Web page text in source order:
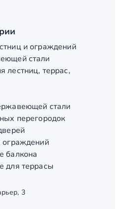
и ограждений
стали
лестниц, террас,
стали
перегородок
ограждений
балкона
для террасы
3